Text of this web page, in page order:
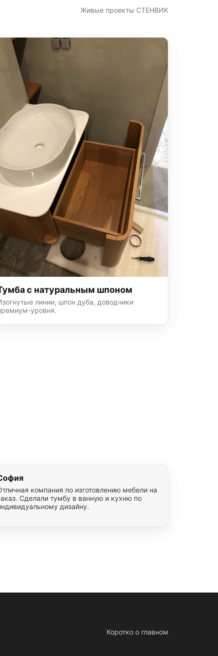
Живые проекты СТЕНВИК
с натуральным шпоном
линии, шпон дуба, доводчики
уровня.
компания по изготовлению мебели на
Сделали тумбу в ванную и кухню по
дизайну.
Коротко о главном